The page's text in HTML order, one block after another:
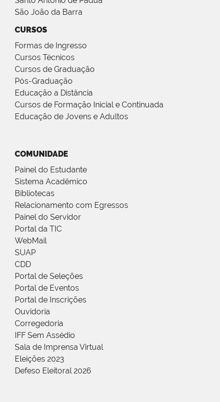
São João da Barra
CURSOS
Formas de Ingresso
Cursos Técnicos
Cursos de Graduação
Pós-Graduação
Educação a Distância
Cursos de Formação Inicial e Continuada
Educação de Jovens e Adultos
COMUNIDADE
Painel do Estudante
Sistema Acadêmico
Bibliotecas
Relacionamento com Egressos
Painel do Servidor
Portal da TIC
WebMail
SUAP
CDD
Portal de Seleções
Portal de Eventos
Portal de Inscrições
Ouvidoria
Corregedoria
IFF Sem Assédio
Sala de Imprensa Virtual
Eleições 2023
Defeso Eleitoral 2026